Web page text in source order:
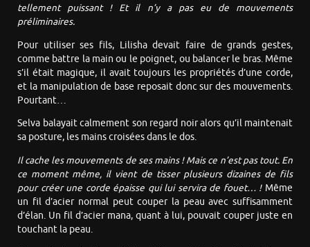
tellement puissant ! Et il n’y a pas eu de mouvements
préliminaires.
Pour utiliser ses fils, Lilisha devait faire de grands gestes,
comme battre la main ou le poignet, ou balancer le bras. Même
s’il était magique, il avait toujours les propriétés d’une corde,
et la manipulation de base reposait donc sur des mouvements.
Pourtant…
Selva balayait calmement son regard noir alors qu’il maintenait
sa posture, les mains croisées dans le dos.
Il cache les mouvements de ses mains ! Mais ce n’est pas tout. En
ce moment même, il vient de tisser plusieurs dizaines de fils
pour créer une corde épaisse qui lui servira de fouet… !Même
un fil d’acier normal peut couper la peau avec suffisamment
d’élan. Un fil d’acier mana, quant à lui, pouvait couper juste en
touchant la peau.